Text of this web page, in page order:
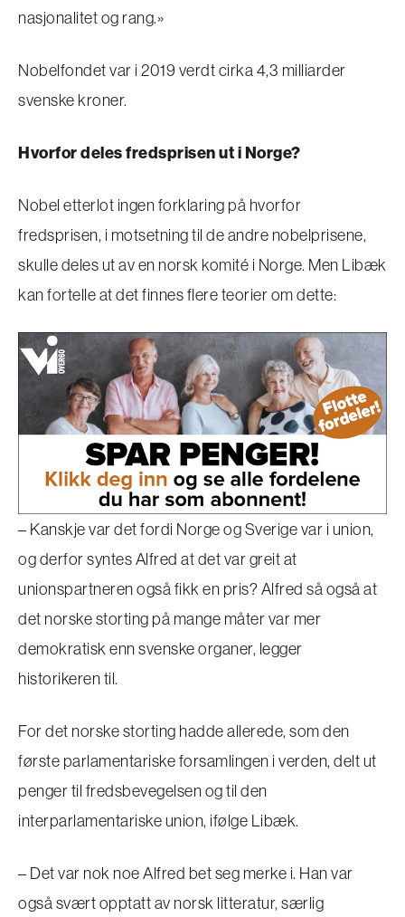
nasjonalitet og rang.»
Nobelfondet var i 2019 verdt cirka 4,3 milliarder
svenske kroner.
Hvorfor deles fredsprisen ut i Norge?
Nobel etterlot ingen forklaring på hvorfor
fredsprisen, i motsetning til de andre nobelprisene,
skulle deles ut av en norsk komité i Norge. Men Libæk
kan fortelle at det finnes flere teorier om dette:
– Kanskje var det fordi Norge og Sverige var i union,
og derfor syntes Alfred at det var greit at
unionspartneren også fikk en pris? Alfred så også at
det norske storting på mange måter var mer
demokratisk enn svenske organer, legger
historikeren til.
For det norske storting hadde allerede, som den
første parlamentariske forsamlingen i verden, delt ut
penger til fredsbevegelsen og til den
interparlamentariske union, ifølge Libæk.
– Det var nok noe Alfred bet seg merke i. Han var
også svært opptatt av norsk litteratur, særlig